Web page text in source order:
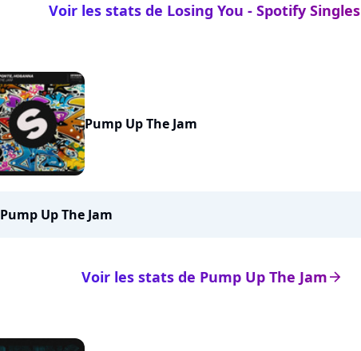
Voir les stats de Losing You - Spotify Singles
Pump Up The Jam
Pump Up The Jam
arrow_right
Voir les stats de Pump Up The Jam